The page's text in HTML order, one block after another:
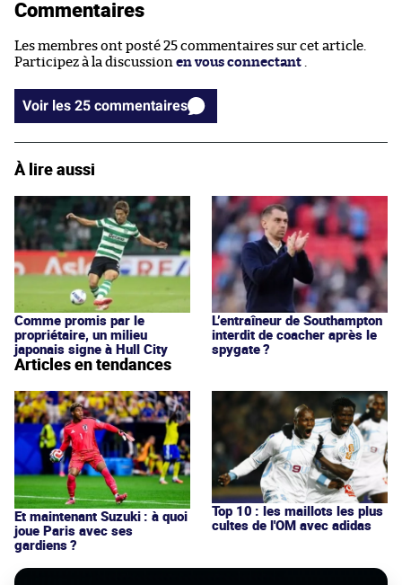
Commentaires
Les membres ont posté 25 commentaires sur cet article.
Participez à la discussion en vous connectant .
Voir les 25 commentaires
À lire aussi
Comme promis par le
propriétaire, un milieu
japonais signe à Hull City
L’entraîneur de Southampton
interdit de coacher après le
spygate ?
Articles en tendances
Et maintenant Suzuki : à quoi
joue Paris avec ses
gardiens ?
Top 10 : les maillots les plus
cultes de l'OM avec adidas